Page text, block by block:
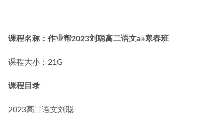
课程名称：作业帮2023刘聪高二语文a+寒春班
课程大小：21G
课程目录
2023高二语文刘聪